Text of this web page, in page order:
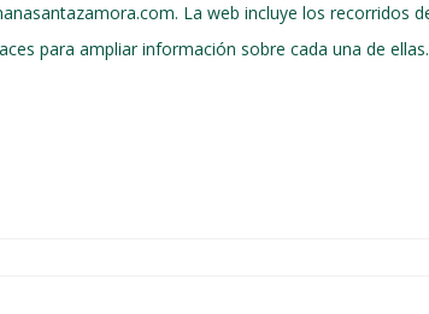
La web incluye los recorridos
para ampliar información sobre cada una de